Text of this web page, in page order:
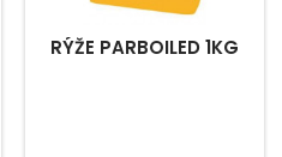
RÝŽE PARBOILED 1KG